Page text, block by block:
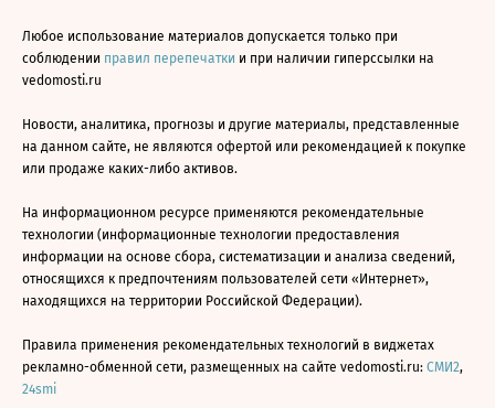
Любое использование материалов допускается только при
соблюдении правил перепечатки и при наличии гиперссылки на
vedomosti.ru
Новости, аналитика, прогнозы и другие материалы, представленные
на данном сайте, не являются офертой или рекомендацией к покупке
или продаже каких-либо активов.
На информационном ресурсе применяются рекомендательные
технологии (информационные технологии предоставления
информации на основе сбора, систематизации и анализа сведений,
относящихся к предпочтениям пользователей сети «Интернет»,
находящихся на территории Российской Федерации).
Правила применения рекомендательных технологий в виджетах
рекламно-обменной сети, размещенных на сайте vedomosti.ru: СМИ2,
24smi